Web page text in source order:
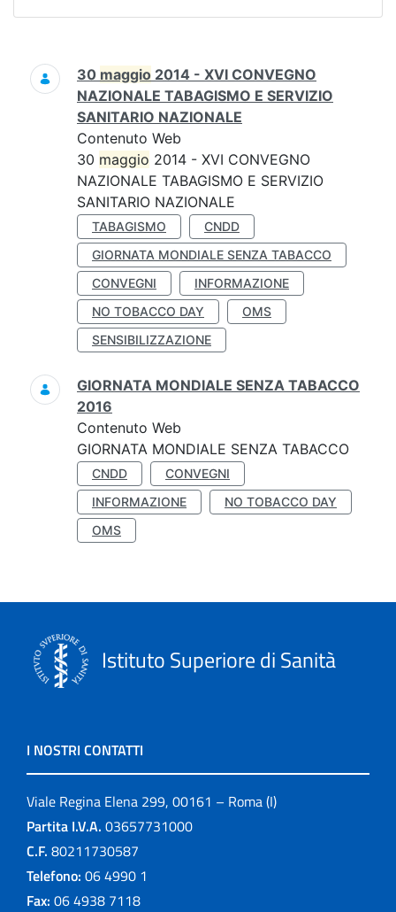
Ricerca
30 maggio 2014 - XVI CONVEGNO
NAZIONALE TABAGISMO E SERVIZIO
SANITARIO NAZIONALE
Contenuto Web
30 maggio 2014 - XVI CONVEGNO
NAZIONALE TABAGISMO E SERVIZIO
SANITARIO NAZIONALE
TABAGISMO
CNDD
GIORNATA MONDIALE SENZA TABACCO
CONVEGNI
INFORMAZIONE
NO TOBACCO DAY
OMS
SENSIBILIZZAZIONE
GIORNATA MONDIALE SENZA TABACCO
2016
Contenuto Web
GIORNATA MONDIALE SENZA TABACCO
CNDD
CONVEGNI
INFORMAZIONE
NO TOBACCO DAY
OMS
Istituto Superiore di Sanità
I NOSTRI CONTATTI
Viale Regina Elena 299, 00161 – Roma (I)
Partita I.V.A. 03657731000
C.F. 80211730587
Telefono: 06 4990 1
Fax: 06 4938 7118